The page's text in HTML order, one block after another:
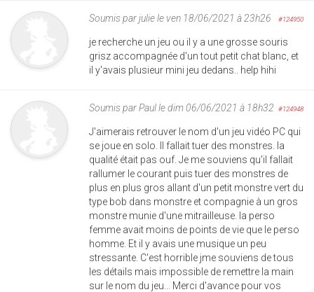
Soumis parjuliele ven 18/06/2021 à 23h26 #124950
je recherche un jeu ou il y a une grosse souris
grisz accompagnée d'un tout petit chat blanc, et
il y'avais plusieur mini jeu dedans.. help hihi
Soumis parPaulle dim 06/06/2021 à 18h32 #124948
J'aimerais retrouver le nom d'un jeu vidéo PC qui
se joue en solo. Il fallait tuer des monstres. la
qualité était pas ouf. Je me souviens qu'il fallait
rallumer le courant puis tuer des monstres de
plus en plus gros allant d'un petit monstre vert du
type bob dans monstre et compagnie à un gros
monstre munie d'une mitrailleuse. la perso
femme avait moins de points de vie que le perso
homme. Et il y avais une musique un peu
stressante. C'est horrible jme souviens de tous
les détails mais impossible de remettre la main
sur le nom du jeu... Merci d'avance pour vos